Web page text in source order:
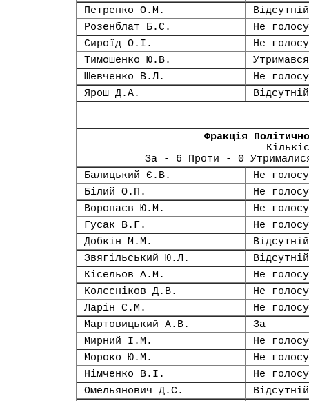
Петренко О.М.
Відсутній
Розенблат Б.С.
Не
Сироїд О.І.
Не
Тимошенко Ю.В.
Утримався
Шевченко В.Л.
Не
Ярош Д.А.
Відсутній
Фракція
За - 6 Проти - 0
Балицький Є.В.
Не
Білий О.П.
Не
Воропаєв Ю.М.
Не
Гусак В.Г.
Не
Добкін М.М.
Відсутній
Звягільський Ю.Л.
Відсутній
Кісельов А.М.
Не
Колєсніков Д.В.
Не
Ларін С.М.
Не
Мартовицький А.В.
За
Мирний І.М.
Не
Мороко Ю.М.
Не
Німченко В.І.
Не
Омельянович Д.С.
Відсутній